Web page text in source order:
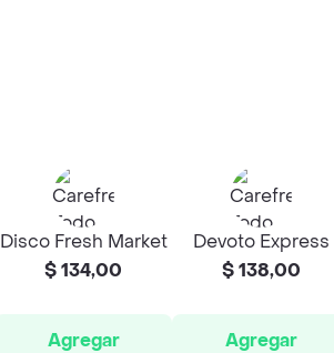
Disco Fresh Market
$ 134,00
Agregar
Devoto Express
$ 138,00
Agregar